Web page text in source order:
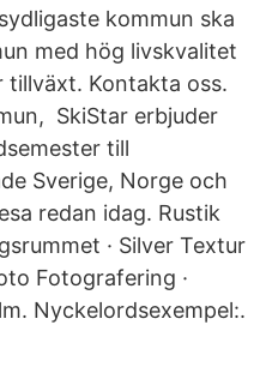
kommun ska
med hög livskvalitet
tillväxt. Kontakta oss.
SkiStar erbjuder
till
Sverige, Norge och
redan idag. Rustik
· Silver Textur
Fotografering ·
Nyckelordsexempel:.